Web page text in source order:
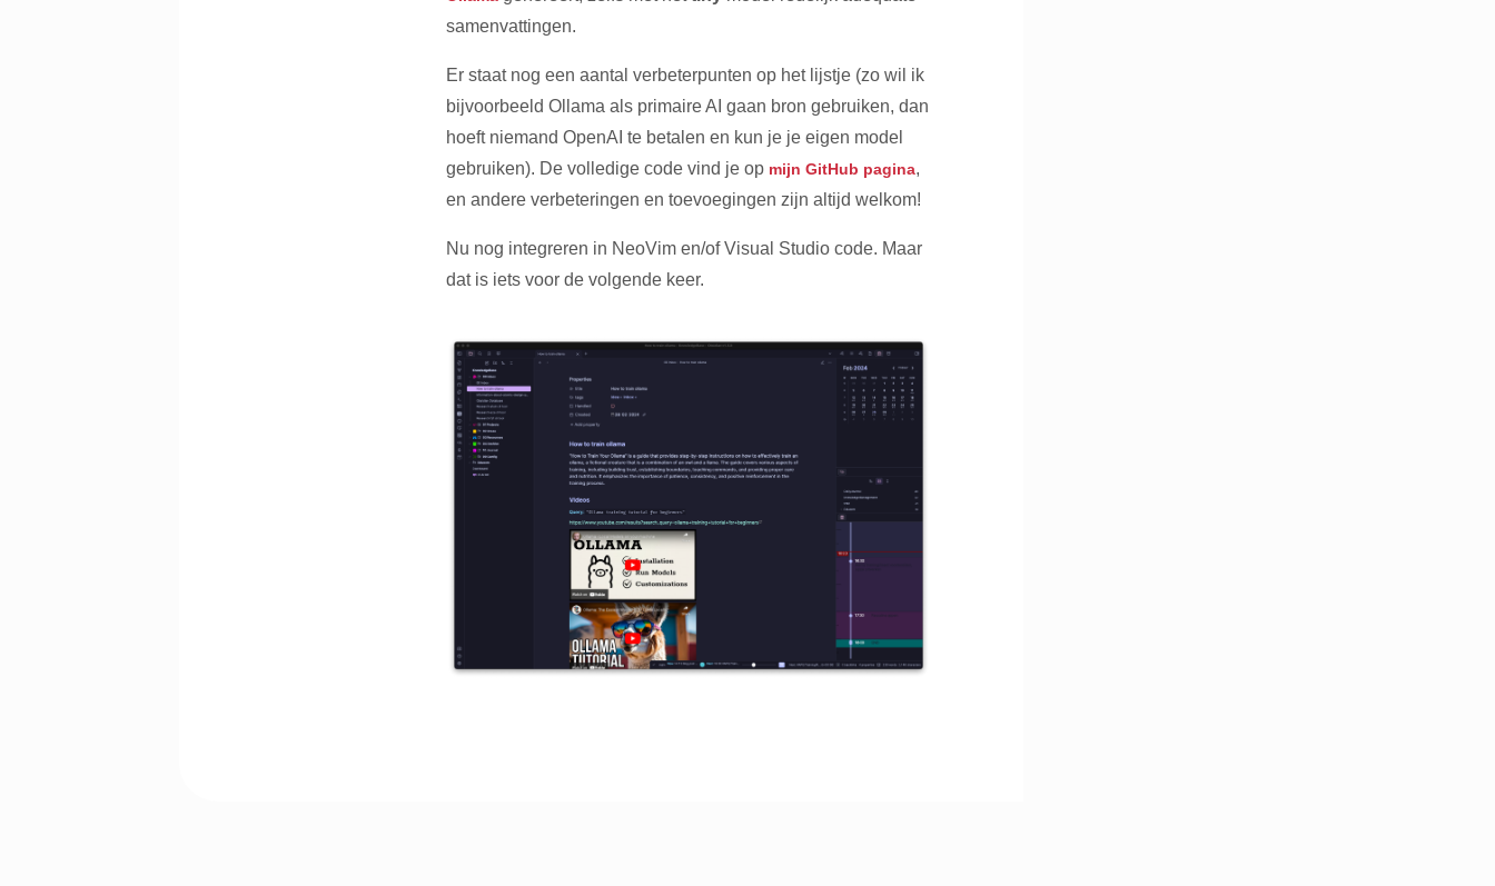
samenvattingen.
Er staat nog een aantal verbeterpunten op het lijstje (zo wil ik
bijvoorbeeld Ollama als primaire AI gaan bron gebruiken, dan
hoeft niemand OpenAI te betalen en kun je je eigen model
gebruiken). De volledige code vind je op mijn GitHub pagina,
en andere verbeteringen en toevoegingen zijn altijd welkom!
Nu nog integreren in NeoVim en/of Visual Studio code. Maar
dat is iets voor de volgende keer.